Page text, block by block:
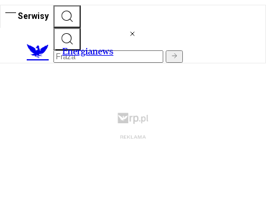
Serwisy
Energianews